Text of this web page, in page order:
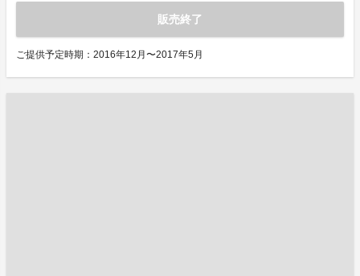
販売終了
ご提供予定時期：2016年12月〜2017年5月